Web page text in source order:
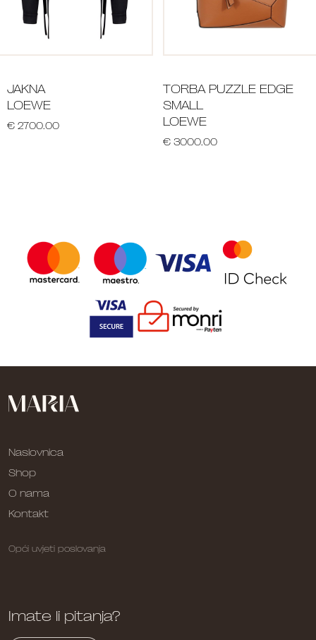
JAKNA
LOEWE
€ 2700.00
TORBA PUZZLE EDGE
SMALL
LOEWE
€ 3000.00
Naslovnica
Shop
O nama
Kontakt
Opći uvjeti poslovanja
Imate li pitanja?